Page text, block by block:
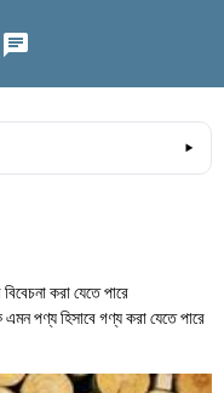
করা যেতে পারে
পণ্য হিসাবে গণ্য করা যেতে পারে